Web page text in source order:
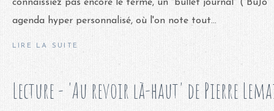
connaissiez pas encore le terme, un "bullet journal"
agenda hyper personnalisé, où l'on note tout...
LIRE LA SUITE
Lecture - 'Au revoir là-haut' de Pierre